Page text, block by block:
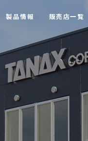
製品情報 販売店一覧